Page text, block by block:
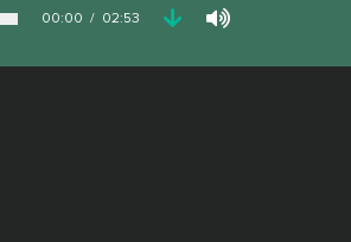
00:00 02:53